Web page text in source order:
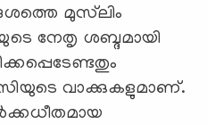
മുസ്‍ലിം
നേതൃ ശബ്ദമായി
വാക്കുകളുമാണ്.